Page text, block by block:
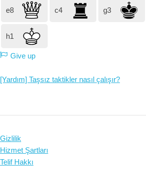
e8 c4 g3
h1
Give up
[Yardım] Taşsız taktikler nasıl çalışır?
Gizlilik
Hizmet Şartları
Telif Hakkı